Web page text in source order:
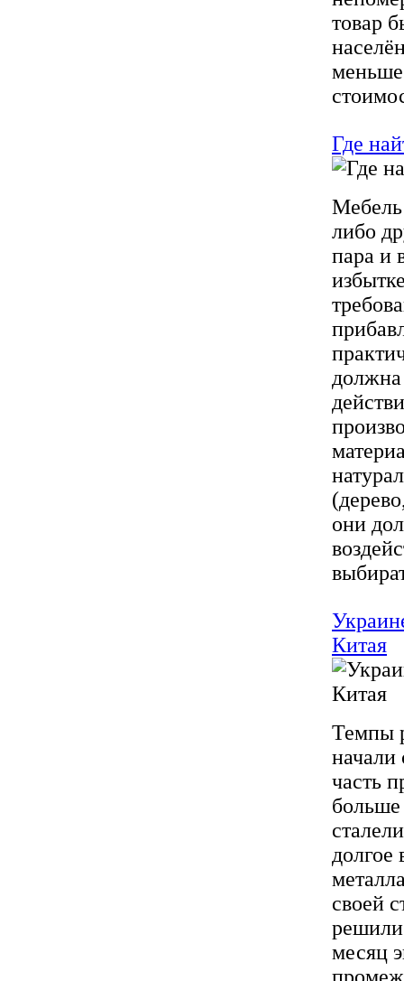
товар
меньше
Где
Мебель
либо
пара и
они
Китая
Темпы
часть
больше
долгое
своей
решили
месяц